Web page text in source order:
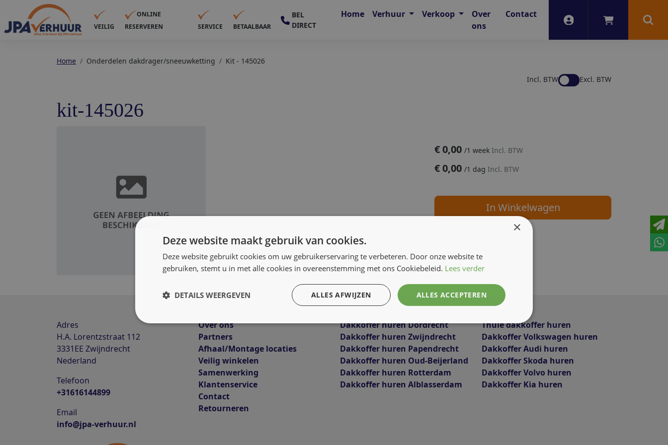
VEILIG
ONLINE
RESERVEREN
SERVICE BETAALBAAR
BEL
DIRECT
Account Winkelwagen
Home Verhuur Verkoop
Over
ons
Contact
Home Onderdelen dakdrager/sneeuwketting
Kit - 145026
Incl. BTW
Excl. BTW
kit-145026
€0,00 /1 dag Incl. BTW
€0,00 /1 week Incl. BTW
In Winkelwagen
Adres
H.A. Lorentzstraat 112
3331EE Zwijndrecht
Nederland
Telefoon
+31616144899
Email
info@jpa-verhuur.nl
Over ons
Partners
Afhaal/Montage locaties
Veilig winkelen
Samenwerking
Klantenservice
Contact
Retourneren
Dakkoffer huren Dordrecht
Dakkoffer huren Zwijndrecht
Dakkoffer huren Papendrecht
Dakkoffer huren Oud-Beijerland
Dakkoffer huren Rotterdam
Dakkoffer huren Alblasserdam
Thule dakkoffer huren
Dakkoffer Volkswagen huren
Dakkoffer Audi huren
Dakkoffer Skoda huren
Dakkoffer Volvo huren
Dakkoffer Kia huren
×
Deze website maakt gebruik van cookies.
Deze website gebruikt cookies om uw gebruikerservaring te verbeteren. Door onze website te
gebruiken, stemt u in met alle cookies in overeenstemming met ons Cookiebeleid. Lees verder
ALLES ACCEPTEREN
ALLES AFWIJZEN
DETAILS WEERGEVEN